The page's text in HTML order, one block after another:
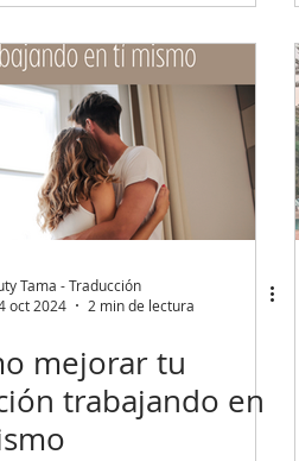
Tama - Traducción
oct 2024
2 min de lectura
mejorar tu
trabajando en